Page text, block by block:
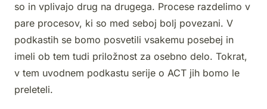
so in vplivajo drug na drugega. Procese razdelimo v
pare procesov, ki so med seboj bolj povezani. V
podkastih se bomo posvetili vsakemu posebej in
imeli ob tem tudi priložnost za osebno delo. Tokrat,
v tem uvodnem podkastu serije o ACT jih bomo le
preleteli.